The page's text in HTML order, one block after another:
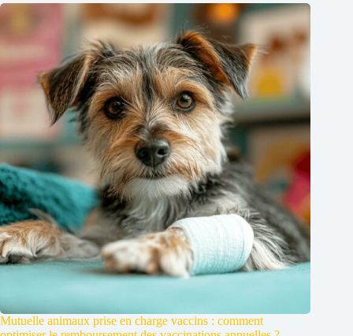
Mutuelle animaux prise en charge vaccins : comment